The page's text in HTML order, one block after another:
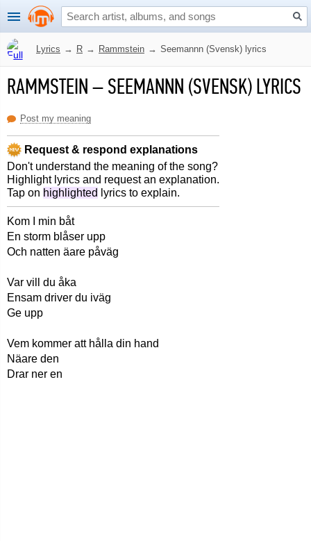
Lyrics → R → Rammstein → Seemannn (Svensk) lyrics
RAMMSTEIN–SEEMANNN (SVENSK) LYRICS
Post my meaning
Request & respond explanations
Don't understand the meaning of the song?
Highlight lyrics and request an explanation.
Tap on highlighted lyrics to explain.
Kom I min båt
En storm blåser upp
Och natten äare påväg
Var vill du åka
Ensam driver du iväg
Ge upp
Vem kommer att hålla din hand
Näare den
Drar ner en